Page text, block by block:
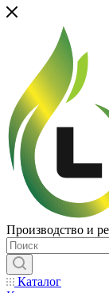
Производство и
Каталог